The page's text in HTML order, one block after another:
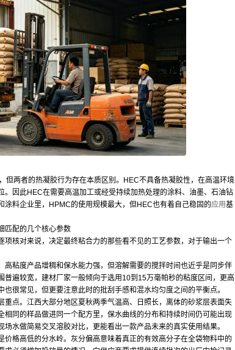
两者的热凝胶行为存在本质区别。HEC不具备热凝胶性，在高温环境
因此HEC在需要高温加工或经受持续加热处理的涂料、油墨、石油钻
料企业里，HPMC的使用规模最大，但HEC也有着自己稳固的应用基
配的几个核心参数
核对来说，决定最终粘合力的那些看不见的工艺参数，对于输出一个
高粘度产品增稠和保水能力强，但溶解需要的搅拌时间也近乎是同步伴
普遍较宽，建材厂家一般倾向于选用10到15万毫帕秒的粘度区间，更高
很常见，但更要注意此时的批刮手感和混水均匀度之间的平衡点。
点。江西大部分地区夏秋两季气温高、日照长，离体的砂浆层表面失
同的样品做进同一个配方里，保水曲线的分布和持续时间仍可能出现
水做简易交叉溶胶对比，更能看出一款产品未来的真实使用结果。
格高低的分水岭。灰分偏高意味着真正的有效高分子在全袋物料中的